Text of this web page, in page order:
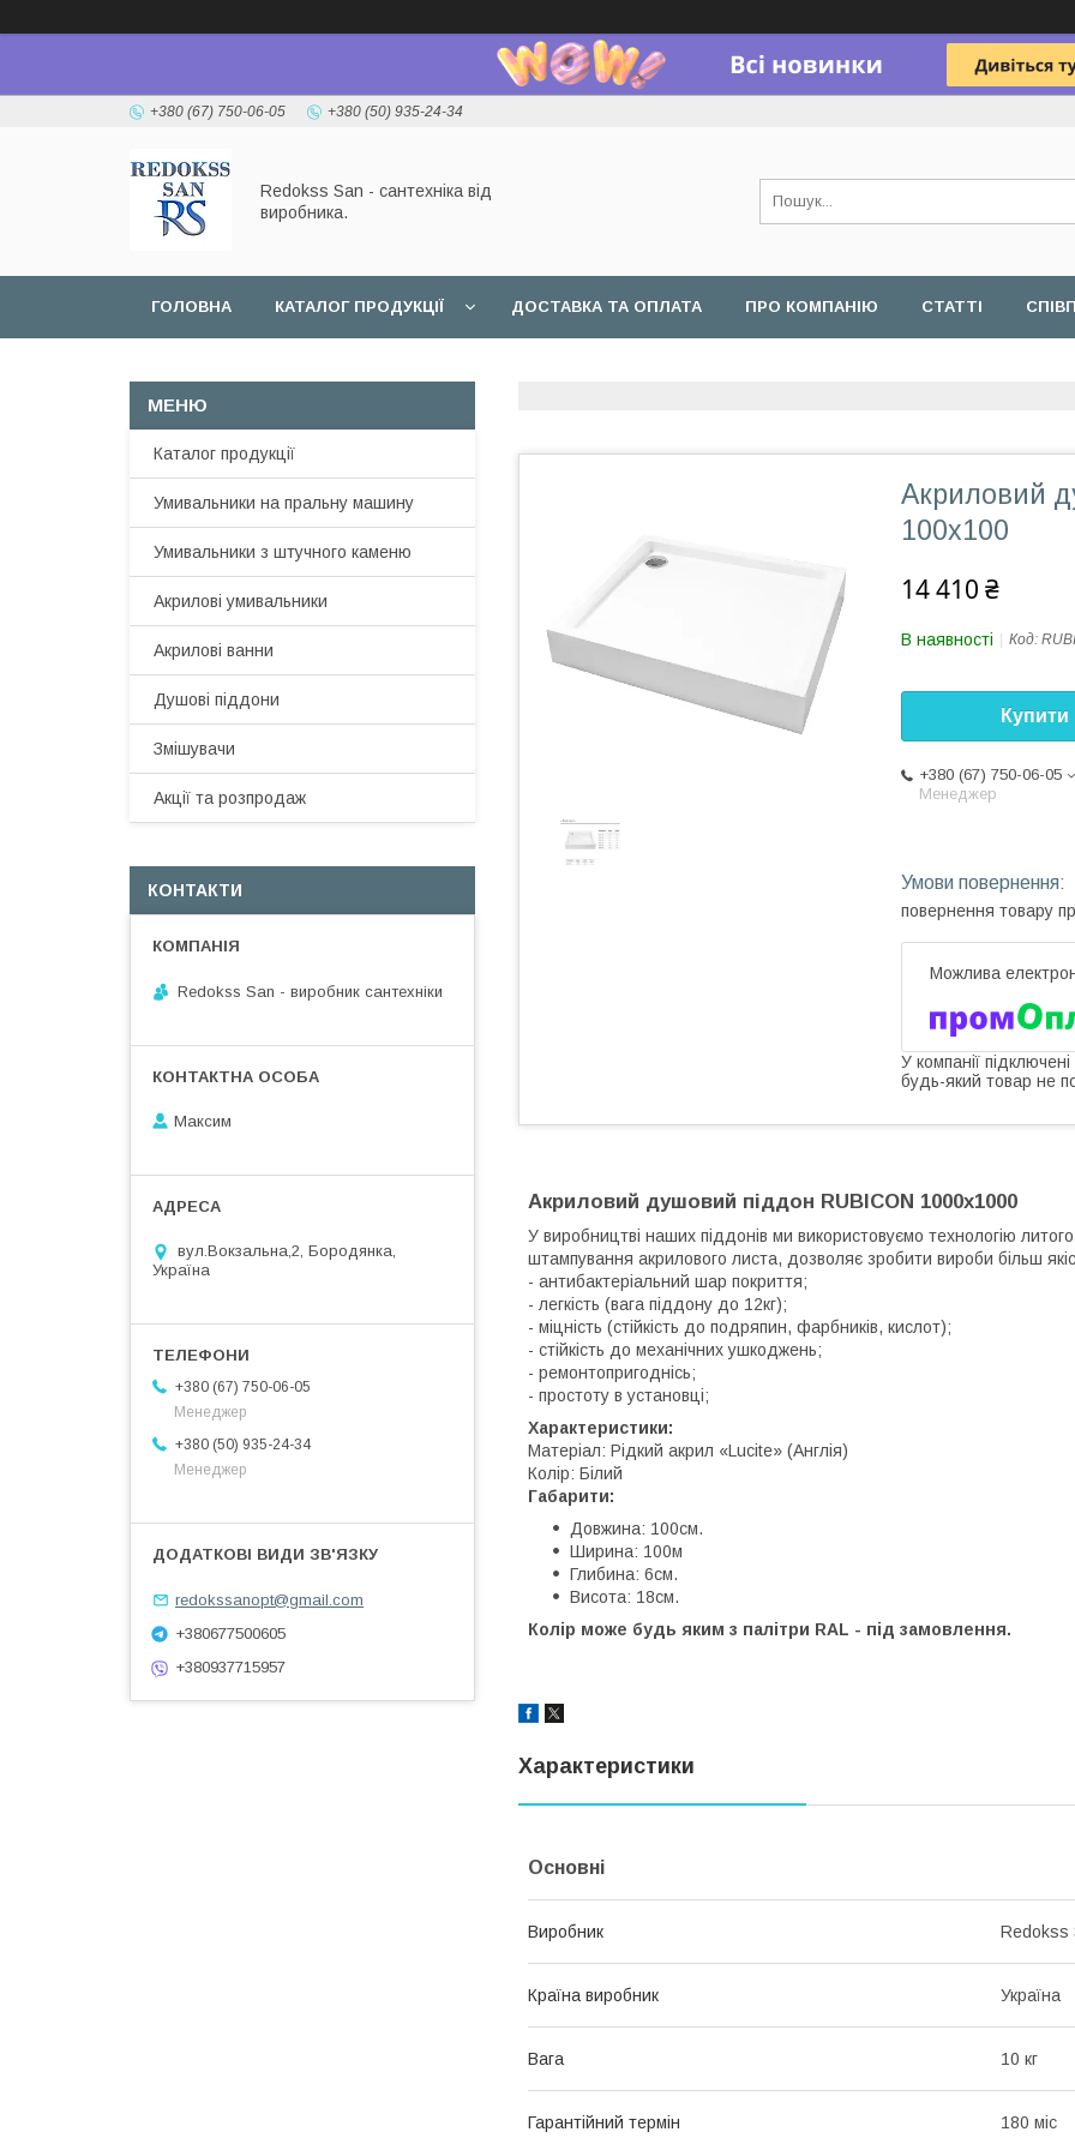
+380 (67) 750-06-05 +380 (50) 935-24-34
Redokss San - сантехніка від
виробника.
ГОЛОВНА КАТАЛОГ ПРОДУКЦІЇ ДОСТАВКА ТА ОПЛАТА ПРО КОМПАНІЮ СТАТТІ
Акриловий
100х100
14 410 ₴
В наявності Код:
Купити
+380 (67) 750-06-05
Менеджер
повернення товару
У компанії
будь-який товар не
Акриловий душовий піддон RUBICON 1000х1000
У виробництві наших піддонів ми використовуємо технологію
штампування акрилового листа, дозволяє зробити вироби більш
- антибактеріальний шар покриття;
- легкість (вага піддону до 12кг);
- міцність (стійкість до подряпин, фарбників, кислот);
- стійкість до механічних ушкоджень;
- ремонтопригоднісь;
- простоту в установці;
Характеристики:
Матеріал: Рідкий акрил «Lucite» (Англія)
Колір: Білий
Габарити:
Довжина: 100см.
Ширина: 100м
Глибина: 6см.
Висота: 18см.
Колір може будь яким з палітри RAL - під замовлення.
Характеристики
Основні
Виробник Redokss
Країна виробник Україна
Вага 10 кг
Гарантійний термін 180 міс
Каталог продукції
Умивальники на пральну машину
Умивальники з штучного каменю
Акрилові умивальники
Акрилові ванни
Душові піддони
Змішувачи
Акції та розпродаж
КОНТАКТИ
Redokss San - виробник сантехніки
Максим
вул.Вокзальна,2, Бородянка,
Україна
+380 (67) 750-06-05
Менеджер
+380 (50) 935-24-34
Менеджер
redokssanopt@gmail.com
+380677500605
+380937715957